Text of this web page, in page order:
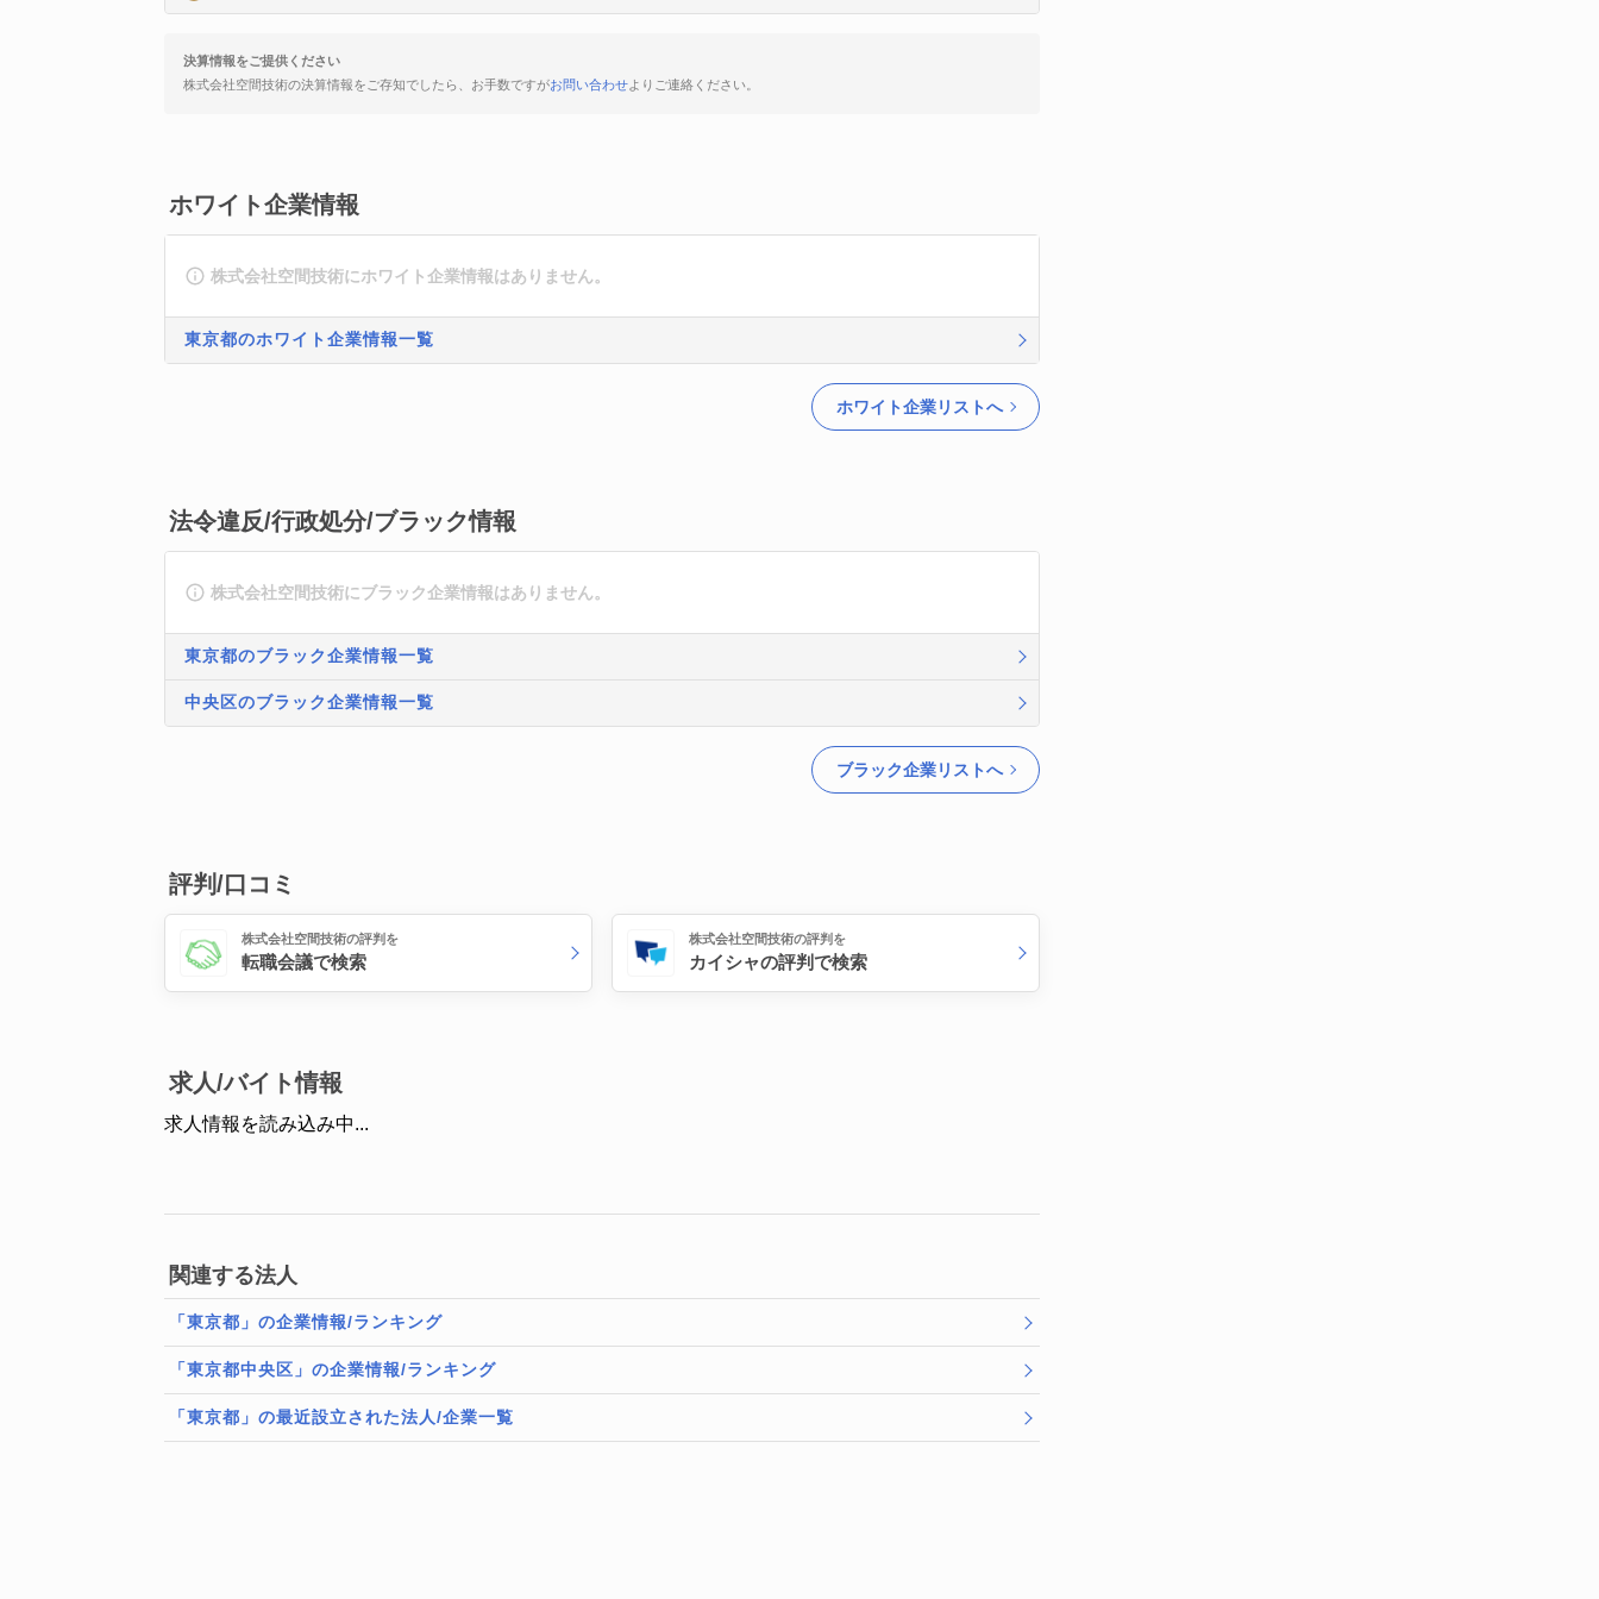
決算情報をご提供ください
株式会社空間技術の決算情報をご存知でしたら、お手数ですがお問い合わせよりご連絡ください。
ホワイト企業情報
株式会社空間技術にホワイト企業情報はありません。
東京都のホワイト企業情報一覧
ホワイト企業リストへ
法令違反/行政処分/ブラック情報
株式会社空間技術にブラック企業情報はありません。
東京都のブラック企業情報一覧
中央区のブラック企業情報一覧
ブラック企業リストへ
評判/口コミ
株式会社空間技術の評判を
転職会議で検索
株式会社空間技術の評判を
カイシャの評判で検索
求人/バイト情報
求人情報を読み込み中...
関連する法人
「東京都」の企業情報/ランキング
「東京都中央区」の企業情報/ランキング
「東京都」の最近設立された法人/企業一覧